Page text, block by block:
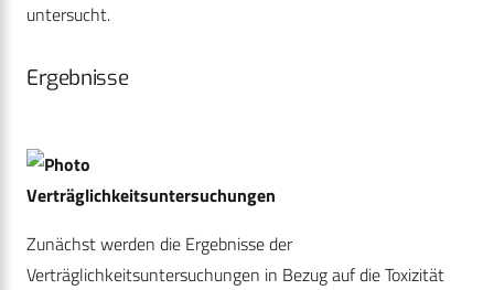
untersucht.
Ergebnisse
Verträglichkeitsuntersuchungen
Zunächst werden die Ergebnisse der
Verträglichkeitsuntersuchungen in Bezug auf die Toxizität